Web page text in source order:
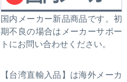
国内メーカー新品商品です。初
期不良の場合はメーカーサポー
トにお問い合わせください。
【台湾直輸入品】は海外メーカ